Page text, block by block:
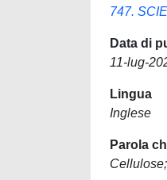
747.
Data di
11-lug-
Lingua
Inglese
Parola